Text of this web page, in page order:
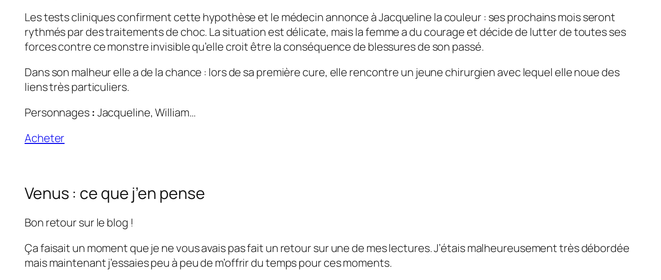
Les tests cliniques confirment cette hypothèse et le médecin annonce à Jacqueline la couleur : ses prochains mois seront
rythmés par des traitements de choc. La situation est délicate, mais la femme a du courage et décide de lutter de toutes ses
forces contre ce monstre invisible qu’elle croit être la conséquence de blessures de son passé.
Dans son malheur elle a de la chance : lors de sa première cure, elle rencontre un jeune chirurgien avec lequel elle noue des
liens très particuliers.
Personnages : Jacqueline, William…
Acheter
Venus : ce que j’en pense
Bon retour sur le blog !
Ça faisait un moment que je ne vous avais pas fait un retour sur une de mes lectures. J’étais malheureusement très débordée
mais maintenant j’essaies peu à peu de m’offrir du temps pour ces moments.